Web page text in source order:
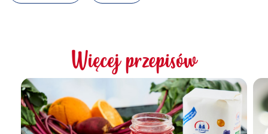
Więcej przepisów